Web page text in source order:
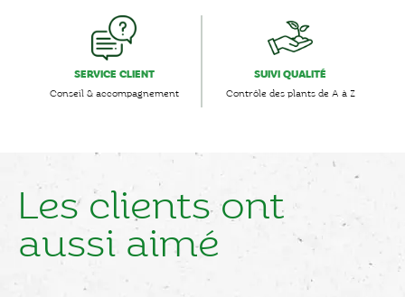
SERVICE CLIENT
Conseil & accompagnement
SUIVI QUALITÉ
Contrôle des plants de A à Z
Les clients ont
aussi aimé